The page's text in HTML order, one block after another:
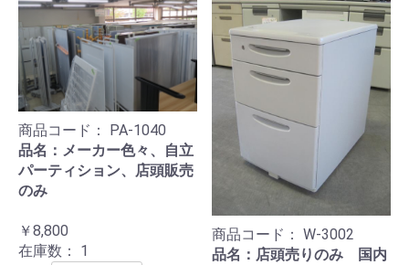
商品コード： PA-1040
品名：メーカー色々、自立
パーティション、店頭販売
のみ
￥8,800
在庫数： 1
商品コード： W-3002
品名：店頭売りのみ 国内